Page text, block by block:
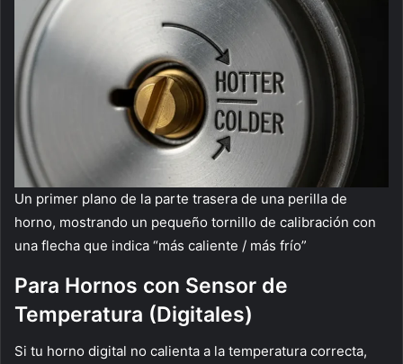
Un primer plano de la parte trasera de una perilla de
horno, mostrando un pequeño tornillo de calibración con
una flecha que indica “más caliente / más frío”
Para Hornos con Sensor de
Temperatura (Digitales)
Si tu horno digital no calienta a la temperatura correcta,